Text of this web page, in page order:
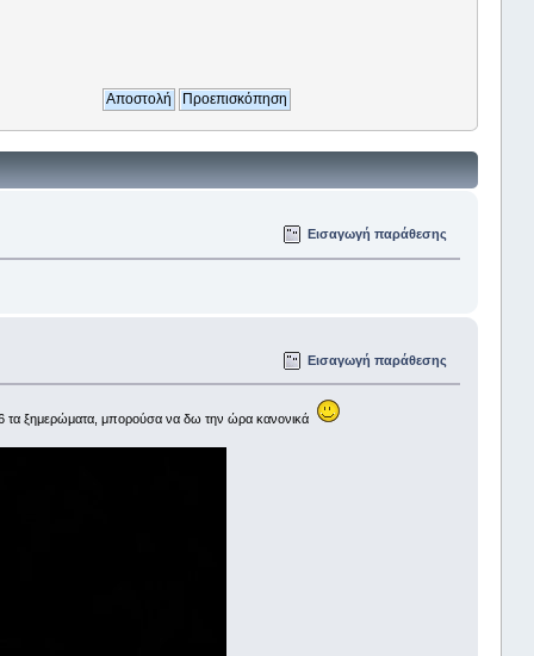
Εισαγωγή παράθεσης
Εισαγωγή παράθεσης
6 τα ξημερώματα, μπορούσα να δω την ώρα κανονικά